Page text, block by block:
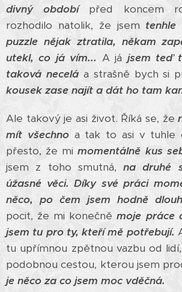
divný období
před koncem
rozhodilo natolik, že jsem tenhle
puzzle nějak ztratila, někam
utekl, co já vím... A já jsem teď
taková neceláa strašně bych si
kousek zase najít a dát ho tam
Ale takový je asi život. Říká se, že
mít všechno a tak to asi v tuhle
přesto, že mimomentálně kus
jsem z toho smutná, na druhé
úžasné věci. Díky své práci
něco, po čem jsem hodně
pocit, že mi konečněmoje práce
jsem tu pro ty, kteří mě potřebují.
tu upřímnou zpětnou vazbu od
podobnou cestou, kterou jsem
je něco za co jsem moc vděčná.